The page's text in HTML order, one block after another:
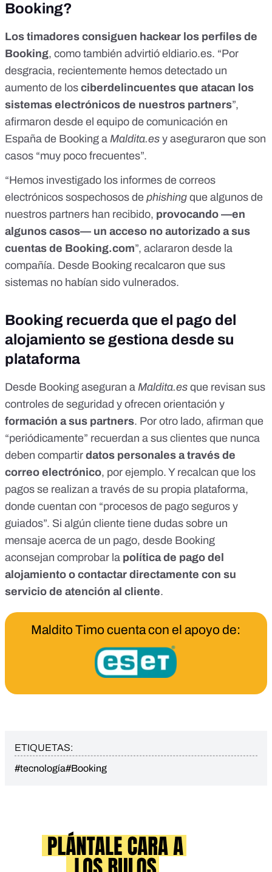
Booking?
Los timadores consiguen hackear los perfiles de
Booking, como también advirtió eldiario.es. “Por
desgracia, recientemente hemos detectado un
aumento de los ciberdelincuentes que atacan los
sistemas electrónicos de nuestros partners”,
afirmaron desde el equipo de comunicación en
España de Booking a Maldita.es y aseguraron que son
casos “muy poco frecuentes”.
“Hemos investigado los informes de correos
electrónicos sospechosos de phishing que algunos de
nuestros partners han recibido, provocando —en
algunos casos— un acceso no autorizado a sus
cuentas de Booking.com”, aclararon desde la
compañía. Desde Booking recalcaron que sus
sistemas no habían sido vulnerados.
Booking recuerda que el pago del
alojamiento se gestiona desde su
plataforma
Desde Booking aseguran a Maldita.es que revisan sus
controles de seguridad y ofrecen orientación y
formación a sus partners. Por otro lado, afirman que
“periódicamente” recuerdan a sus clientes que nunca
deben compartir datos personales a través de
correo electrónico, por ejemplo. Y recalcan que los
pagos se realizan a través de su propia plataforma,
donde cuentan con “procesos de pago seguros y
guiados”. Si algún cliente tiene dudas sobre un
mensaje acerca de un pago, desde Booking
aconsejan comprobar la política de pago del
alojamiento o contactar directamente con su
servicio de atención al cliente.
Maldito Timo cuenta con el apoyo de:
ETIQUETAS:
#tecnología#Booking